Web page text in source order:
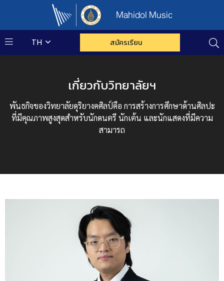
Mahidol Music
TH สมัครเรียน
เกี่ยวกับวิทยาลัยฯ
พันธกิจของวิทยาลัยดุริยางคศิลป์คือ การสร้างการศึกษาด้านศิลปะ
ที่มีคุณภาพสูงสุดสำหรับนักดนตรี นักเต้น และนักแสดงที่มีความ
สามารถ